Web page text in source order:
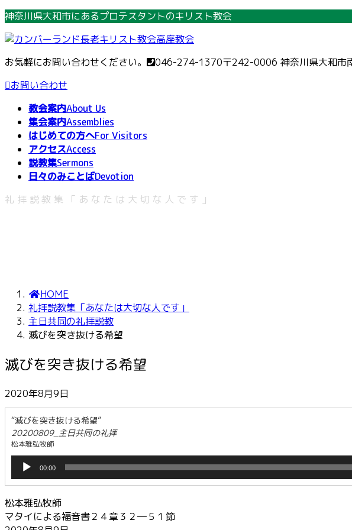
コ
テ
ン
ツ
へ
ナ
ゲ
ー
シ
ョ
神奈川県大和市にあるプロテスタントのキリスト教会
お気軽にお問い合わせください。 046-274-1370〒242-0006 神奈川県大和市
お問い合わせ
教会案内About Us
集会案内Assemblies
はじめての方へFor Visitors
アクセスAccess
説教集Sermons
日々のみことばDevotion
礼拝説教集「あなたは大切な人です」
HOME
礼拝説教集「あなたは大切な人です」
主日共同の礼拝説教
滅びを突き抜ける希望
滅びを突き抜ける希望
2020年8月9日
“滅びを突き抜ける希望”
20200809_主日共同の礼拝
松本雅弘牧師
プ
レ
ー
ヤ
00:00
松本雅弘牧師
マタイによる福音書２４章３２―５１節